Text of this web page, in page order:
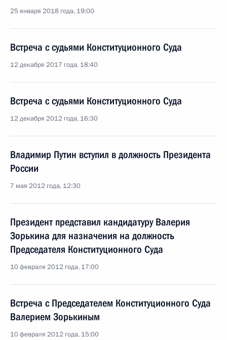
25 января 2018 года, 19:00
Встреча с судьями Конституционного Суда
12 декабря 2017 года, 18:40
Встреча с судьями Конституционного Суда
12 декабря 2012 года, 16:30
Владимир Путин вступил в должность Президента
России
7 мая 2012 года, 12:30
Президент представил кандидатуру Валерия
Зорькина для назначения на должность
Председателя Конституционного Суда
10 февраля 2012 года, 17:00
Встреча с Председателем Конституционного Суда
Валерием Зорькиным
10 февраля 2012 года, 15:00